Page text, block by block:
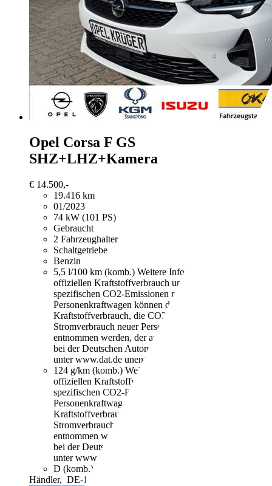
Opel Corsa F GS
SHZ+LHZ+Kamera
€ 14.500,-
19.416 km
01/2023
74 kW (101 PS)
Gebraucht
2 Fahrzeughalter
Schaltgetriebe
Benzin
5,5 l/100 km (komb.) Weitere Informationen zum
offiziellen Kraftstoffverbrauch und den offiziellen
spezifischen CO2-Emissionen neuer
Personenkraftwagen können dem "Leitfaden über den
Kraftstoffverbrauch, die CO2-Emissionen und den
Stromverbrauch neuer Personenkraftwagen"
entnommen werden, der an allen Verkaufsstellen und
bei der Deutschen Automobil Treuhand GmbH
unter www.dat.de unentgeltlich erhältlich ist.
124 g/km (komb.) Weitere Informationen zum
offiziellen Kraftstoffverbrauch und den offiziellen
spezifischen CO2-Emissionen neuer
Personenkraftwagen können dem "Leitfaden über den
Kraftstoffverbrauch, die CO2-Emissionen und den
Stromverbrauch neuer Personenkraftwagen"
entnommen werden, der an allen Verkaufsstellen und
bei der Deutschen Automobil Treuhand GmbH
unter www.dat.de unentgeltlich erhältlich ist.
D (komb.)
Händler, DE-18069 Rostock